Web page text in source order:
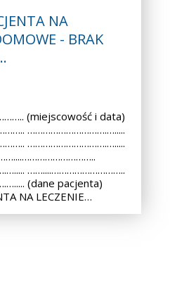
NA
- BRAK
(miejscowość i data)
………………………….….....
………………………….….....
……....………………………..
……....………………………..
(dane pacjenta)
NA LECZENIE…